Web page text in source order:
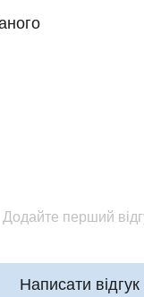
Додайте перший
Написати відгук